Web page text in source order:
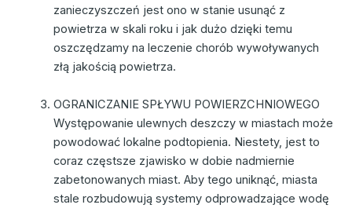
zanieczyszczeń jest ono w stanie usunąć z
powietrza w skali roku i jak dużo dzięki temu
oszczędzamy na leczenie chorób wywoływanych
złą jakością powietrza.
OGRANICZANIE SPŁYWU POWIERZCHNIOWEGO
Występowanie ulewnych deszczy w miastach może
powodować lokalne podtopienia. Niestety, jest to
coraz częstsze zjawisko w dobie nadmiernie
zabetonowanych miast. Aby tego uniknąć, miasta
stale rozbudowują systemy odprowadzające wodę